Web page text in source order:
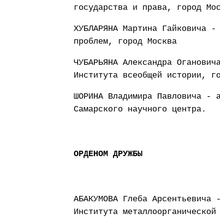
государства и права, город
ХУБЛАРЯНА Мартина Гайковича
проблем, город Москва
ЧУБАРЬЯНА Александра
Института всеобщей истории,
ШОРИНА Владимира Павловича -
Самарского научного центра.
ОРДЕНОМ ДРУЖБЫ
АБАКУМОВА Глеба
Института